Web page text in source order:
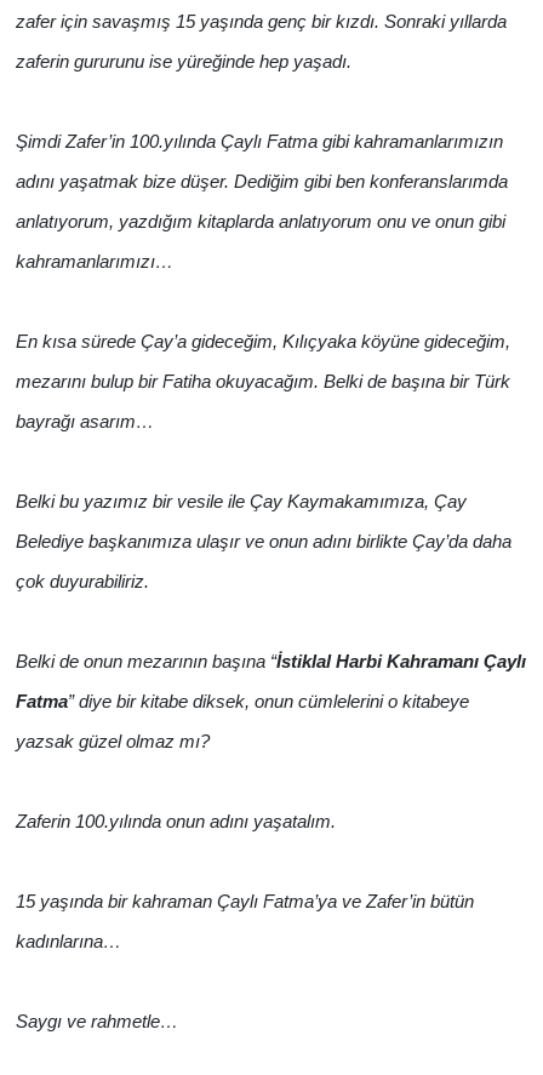
zafer için savaşmış 15 yaşında genç bir kızdı. Sonraki yıllarda
zaferin gururunu ise yüreğinde hep yaşadı.
Şimdi Zafer’in 100.yılında Çaylı Fatma gibi kahramanlarımızın
adını yaşatmak bize düşer. Dediğim gibi ben konferanslarımda
anlatıyorum, yazdığım kitaplarda anlatıyorum onu ve onun gibi
kahramanlarımızı…
En kısa sürede Çay’a gideceğim, Kılıçyaka köyüne gideceğim,
mezarını bulup bir Fatiha okuyacağım. Belki de başına bir Türk
bayrağı asarım…
Belki bu yazımız bir vesile ile Çay Kaymakamımıza, Çay
Belediye başkanımıza ulaşır ve onun adını birlikte Çay’da daha
çok duyurabiliriz.
Belki de onun mezarının başına “İstiklal Harbi Kahramanı Çaylı
Fatma” diye bir kitabe diksek, onun cümlelerini o kitabeye
yazsak güzel olmaz mı?
Zaferin 100.yılında onun adını yaşatalım.
15 yaşında bir kahraman Çaylı Fatma’ya ve Zafer’in bütün
kadınlarına…
Saygı ve rahmetle…